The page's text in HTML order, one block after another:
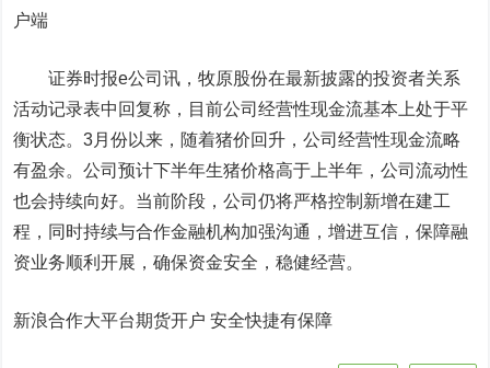
户端
证券时报e公司讯，牧原股份在最新披露的投资者关系
活动记录表中回复称，目前公司经营性现金流基本上处于平
衡状态。3月份以来，随着猪价回升，公司经营性现金流略
有盈余。公司预计下半年生猪价格高于上半年，公司流动性
也会持续向好。当前阶段，公司仍将严格控制新增在建工
程，同时持续与合作金融机构加强沟通，增进互信，保障融
资业务顺利开展，确保资金安全，稳健经营。
新浪合作大平台期货开户 安全快捷有保障